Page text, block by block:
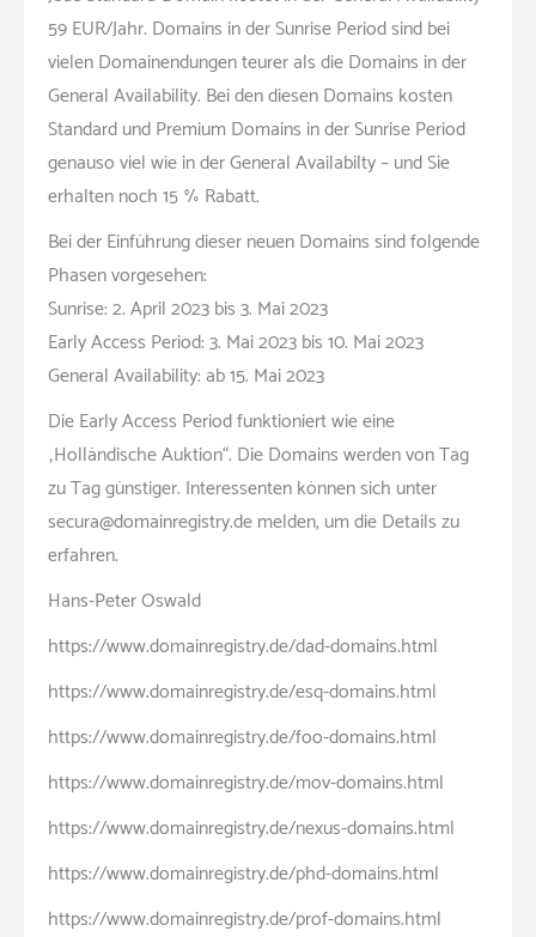
59 EUR/Jahr. Domains in der Sunrise Period sind bei
vielen Domainendungen teurer als die Domains in der
General Availability. Bei den diesen Domains kosten
Standard und Premium Domains in der Sunrise Period
genauso viel wie in der General Availabilty – und Sie
erhalten noch 15 % Rabatt.
Bei der Einführung dieser neuen Domains sind folgende
Phasen vorgesehen:
Sunrise: 2. April 2023 bis 3. Mai 2023
Early Access Period: 3. Mai 2023 bis 10. Mai 2023
General Availability: ab 15. Mai 2023
Die Early Access Period funktioniert wie eine
„Holländische Auktion“. Die Domains werden von Tag
zu Tag günstiger. Interessenten können sich unter
secura@domainregistry.de melden, um die Details zu
erfahren.
Hans-Peter Oswald
https://www.domainregistry.de/dad-domains.html
https://www.domainregistry.de/esq-domains.html
https://www.domainregistry.de/foo-domains.html
https://www.domainregistry.de/mov-domains.html
https://www.domainregistry.de/nexus-domains.html
https://www.domainregistry.de/phd-domains.html
https://www.domainregistry.de/prof-domains.html